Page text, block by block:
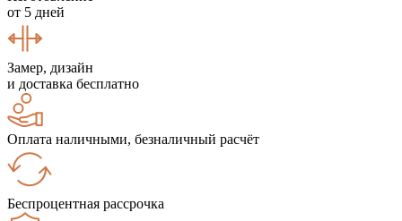
от 5 дней
Замер, дизайн
и доставка бесплатно
Оплата наличными, безналичный расчёт
Беспроцентная рассрочка